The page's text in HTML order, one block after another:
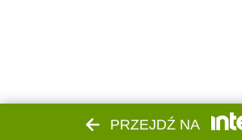
PRZEJDŹ NA